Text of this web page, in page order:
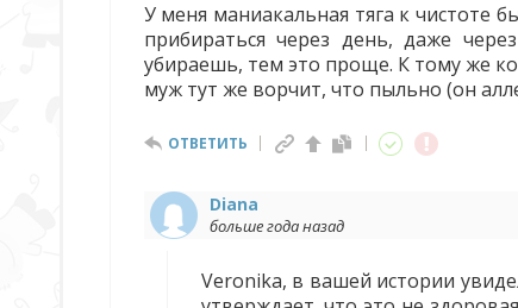
У меня маниакальная тяга к чистоте
прибираться через день, даже
убираешь, тем это проще. К тому же
муж тут же ворчит, что пыльно (он
ОТВЕТИТЬ
Diana
больше года назад
Veronika, в вашей истории